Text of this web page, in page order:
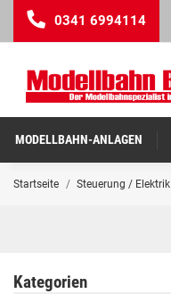
0341 6994114
MODELLBAHN-ANLAGEN
Startseite Steuerung / Elektrik
Kategorien